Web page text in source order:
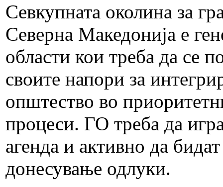
Севкупната околина за
Северна Македонија е
области кои треба да се
своите напори за
општество во
процеси. ГО треба да
агенда и активно да
донесување одлуки.